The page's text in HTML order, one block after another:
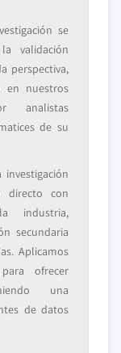
se
validación
perspectiva,
en nuestros
analistas
de su
directo con
industria,
secundaria
Aplicamos
ofrecer
una
de datos